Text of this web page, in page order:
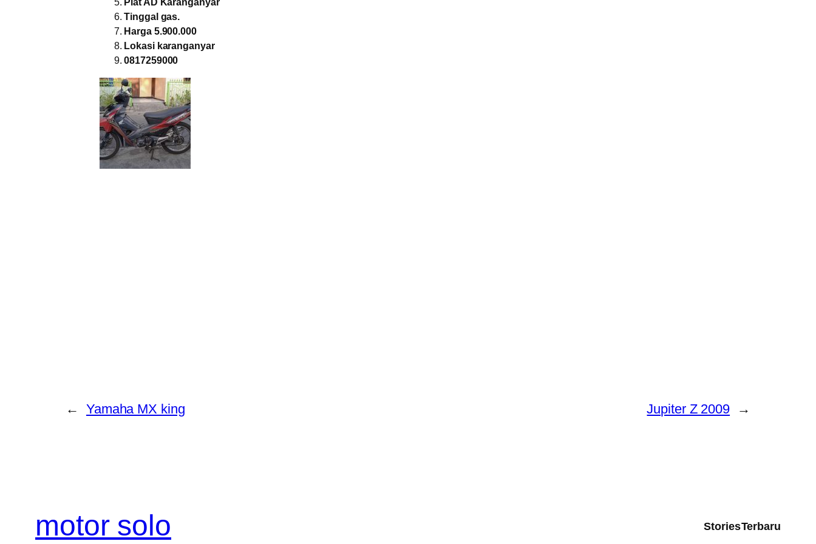
Plat AD Karanganyar
Tinggal gas.
Harga 5.900.000
Lokasi karanganyar
0817259000
← Yamaha MX king Jupiter Z 2009 →
motor solo StoriesTerbaru